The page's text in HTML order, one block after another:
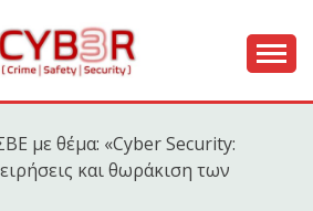
με θέμα: «Cyber Security:
και θωράκιση των